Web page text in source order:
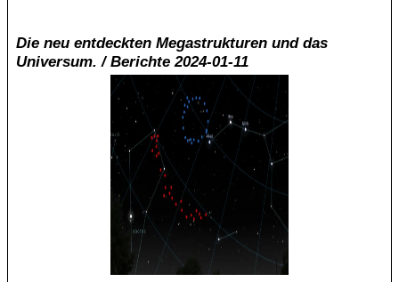
Die neu entdeckten Megastrukturen und das
Universum. / Berichte 2024-01-11